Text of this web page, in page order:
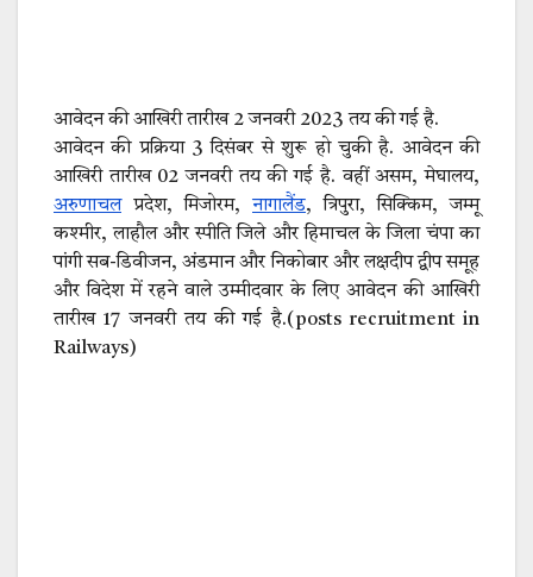
आवेदन की आखिरी तारीख 2 जनवरी 2023 तय की गई है.
आवेदन की प्रक्रिया 3 दिसंबर से शुरू हो चुकी है. आवेदन की
आखिरी तारीख 02 जनवरी तय की गई है. वहीं असम, मेघालय,
अरुणाचलप्रदेश, मिजोरम, नागालैंड, त्रिपुरा, सिक्किम, जम्मू
कश्मीर, लाहौल और स्पीति जिले और हिमाचल के जिला चंपा का
पांगी सब-डिवीजन, अंडमान और निकोबार और लक्षदीप द्वीप समूह
और विदेश में रहने वाले उम्मीदवार के लिए आवेदन की आखिरी
तारीख 17 जनवरी तय की गई है.(posts recruitment in
Railways)